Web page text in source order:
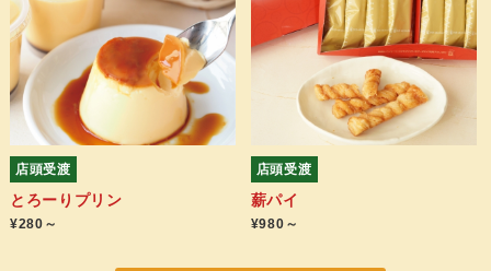
店頭受渡
とろーりプリン
¥280～
店頭受渡
薪パイ
¥980～